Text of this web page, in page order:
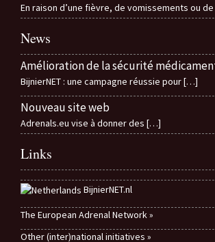
En raison d’une fièvre, de vomissements ou
News
Amélioration de la sécurité
BijnierNET : une campagne réussie pour[…]
Nouveau site web
Adrenals.eu vise à donner des […]
Links
BijnierNET.nl
The European Adrenal Network »
Other (inter)national initiatives »